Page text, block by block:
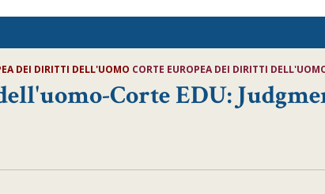
DEI DIRITTI DELL'UOMO CORTE EUROPEA DEI DIRITTI
Corte EDU: